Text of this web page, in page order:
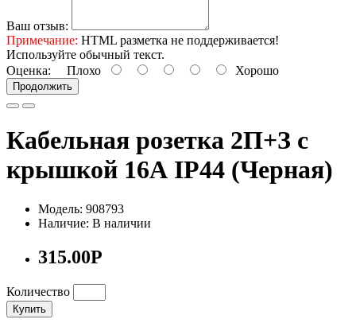
Ваш отзыв:
Примечание: HTML разметка не поддерживается!
Используйте обычный текст.
Оценка: Плохо Хорошо
Продолжить
Кабельная розетка 2П+З с
крышкой 16А IP44 (Черная)
Модель: 908793
Наличие: В наличии
315.00Р
Количество
Купить